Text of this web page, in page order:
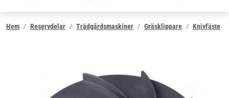
Hem Reservdelar Trädgårdsmaskiner Gräsklippare Knivfäste